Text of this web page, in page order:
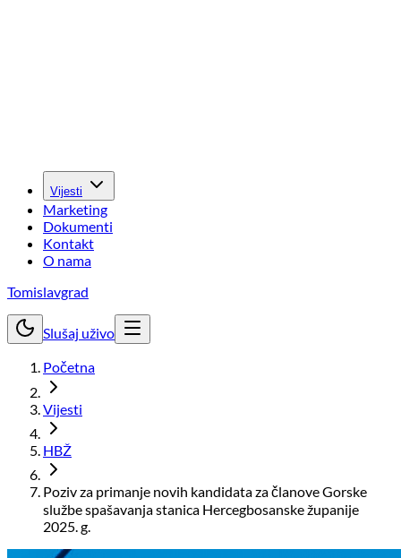
Vijesti
Marketing
Dokumenti
Kontakt
O nama
Tomislavgrad
Slušaj uživo
Početna
Vijesti
HBŽ
Poziv za primanje novih kandidata za članove Gorske
službe spašavanja stanica Hercegbosanske županije
2025. g.